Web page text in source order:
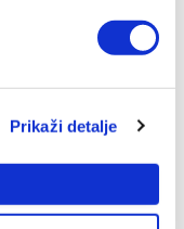
Prikaži detalje